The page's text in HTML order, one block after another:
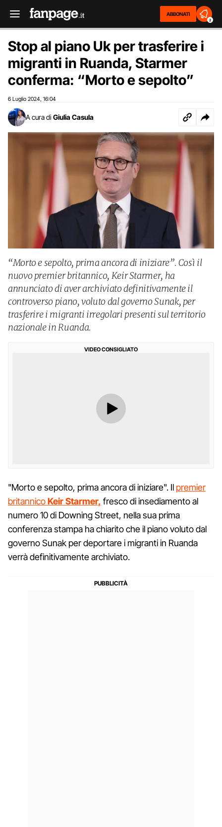
ABBONATI
2
Stop al piano Uk per trasferire i
migranti in Ruanda, Starmer
conferma: “Morto e sepolto”
6 Luglio 2024 16:04
A cura di Giulia Casula
“Morto e sepolto, prima ancora di iniziare”. Così il
nuovo premier britannico, Keir Starmer, ha
annunciato di aver archiviato definitivamente il
controverso piano, voluto dal governo Sunak, per
trasferire i migranti irregolari presenti sul territorio
nazionale in Ruanda.
VIDEO CONSIGLIATO
"Morto e sepolto, prima ancora di iniziare". Il premier
britannicoKeir Starmer, fresco di insediamento al
numero 10 di Downing Street, nella sua prima
conferenza stampa ha chiarito che il piano voluto dal
governo Sunak per deportare i migranti in Ruanda
verrà definitivamente archiviato.